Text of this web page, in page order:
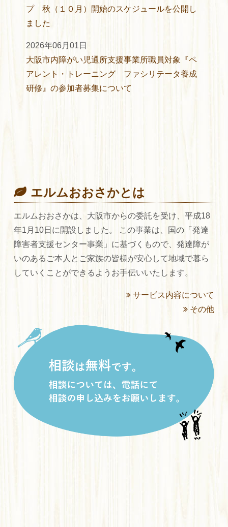
プ 秋（１０月）開始のスケジュールを公開し
ました
2026年06月01日
大阪市内障がい児通所支援事業所職員対象『ペ
アレント・トレーニング ファシリテータ養成
研修』の参加者募集について
エルムおおさかとは
エルムおおさかは、大阪市からの委託を受け、平成18
年1月10日に開設しました。 この事業は、国の「発達
障害者支援センター事業」に基づくもので、発達障が
いのあるご本人とご家族の皆様が安心して地域で暮ら
していくことができるようお手伝いいたします。
サービス内容について
その他